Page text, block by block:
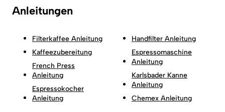
Anleitungen
Filterkaffee Anleitung
Kaffeezubereitung
French Press
Anleitung
Espressokocher
Anleitung
Handfilter Anleitung
Espressomaschine
Anleitung
Karlsbader Kanne
Anleitung
Chemex Anleitung